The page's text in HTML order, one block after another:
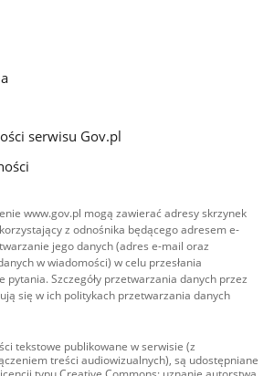
serwisu Gov.pl
www.gov.pl mogą zawierać adresy skrzynek
z odnośnika będącego adresem e-
jego danych (adres e-mail oraz
w wiadomości) w celu przesłania
pytania. Szczegóły przetwarzania danych przez
się w ich politykach przetwarzania danych
tekstowe publikowane w serwisie (z
treści audiowizualnych), są udostępniane